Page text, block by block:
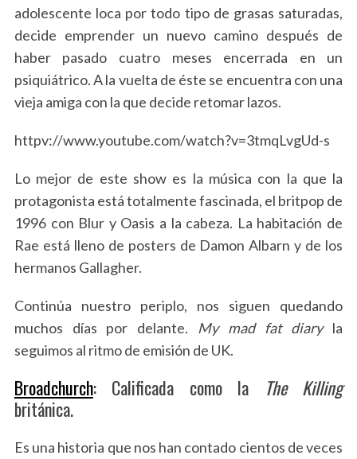
adolescente loca por todo tipo de grasas saturadas,
decide emprender un nuevo camino después de
haber pasado cuatro meses encerrada en un
psiquiátrico. A la vuelta de éste se encuentra con una
vieja amiga con la que decide retomar lazos.
httpv://www.youtube.com/watch?v=3tmqLvgUd-s
Lo mejor de este show es la música con la que la
protagonista está totalmente fascinada, el britpop de
1996 con Blur y Oasis a la cabeza. La habitación de
Rae está lleno de posters de Damon Albarn y de los
hermanos Gallagher.
Continúa nuestro periplo, nos siguen quedando
muchos días por delante. My mad fat diary la
seguimos al ritmo de emisión de UK.
Broadchurch: Calificada como la
The Killing
británica.
Es una historia que nos han contado cientos de veces